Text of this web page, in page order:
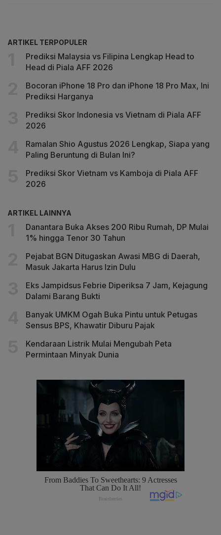
ARTIKEL TERPOPULER
Prediksi Malaysia vs Filipina Lengkap Head to
Head di Piala AFF 2026
Bocoran iPhone 18 Pro dan iPhone 18 Pro Max, Ini
Prediksi Harganya
Prediksi Skor Indonesia vs Vietnam di Piala AFF
2026
Ramalan Shio Agustus 2026 Lengkap, Siapa yang
Paling Beruntung di Bulan Ini?
Prediksi Skor Vietnam vs Kamboja di Piala AFF
2026
ARTIKEL LAINNYA
Danantara Buka Akses 200 Ribu Rumah, DP Mulai
1% hingga Tenor 30 Tahun
Pejabat BGN Ditugaskan Awasi MBG di Daerah,
Masuk Jakarta Harus Izin Dulu
Eks Jampidsus Febrie Diperiksa 7 Jam, Kejagung
Dalami Barang Bukti
Banyak UMKM Ogah Buka Pintu untuk Petugas
Sensus BPS, Khawatir Diburu Pajak
Kendaraan Listrik Mulai Mengubah Peta
Permintaan Minyak Dunia